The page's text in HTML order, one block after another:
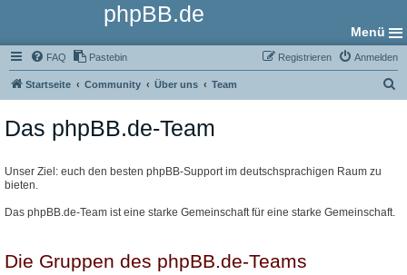
phpBB.de
Menü
FAQ Pastebin Anmelden
Registrieren
Startseite Community Über uns Team
Das phpBB.de-Team
Unser Ziel: euch den besten phpBB-Support im deutschsprachigen Raum zu
bieten.
Das phpBB.de-Team ist eine starke Gemeinschaft für eine starke Gemeinschaft.
Die Gruppen des phpBB.de-Teams